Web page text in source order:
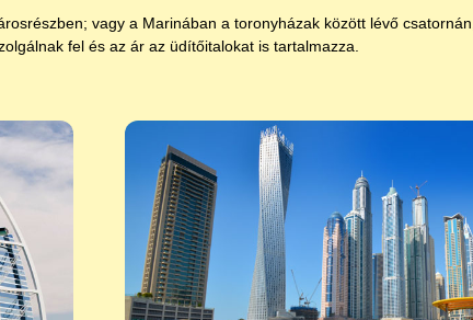
vagy a Marinában a toronyházak között lévő csatornán,
fel és az ár az üdítőitalokat is tartalmazza.